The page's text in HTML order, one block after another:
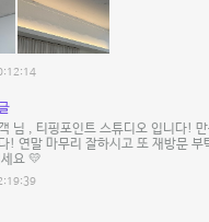
님 , 티핑포인트 스튜디오 입니다!
! 연말 마무리 잘하시고 또 재방문
요 💛